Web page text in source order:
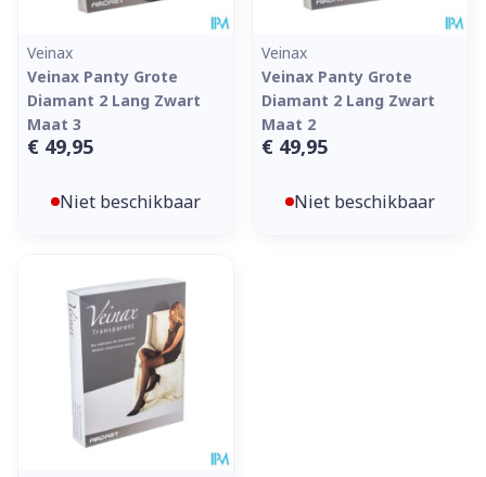
Veinax
Veinax Panty Grote
Diamant 2 Lang Zwart
Maat 3
€ 49,95
Niet beschikbaar
Veinax
Veinax Panty Grote
Diamant 2 Lang Zwart
Maat 2
€ 49,95
Niet beschikbaar